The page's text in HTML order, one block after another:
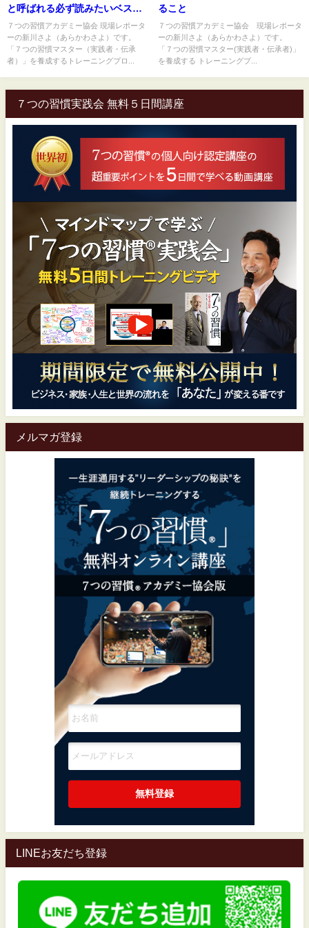
と呼ばれる必ず読みたいベスト
セラー
７つの習慣アカデミー協会 現場レポータ
ーの新川さよ（あらかわさよ）です。
「７つの習慣マスター（実践者・伝承
者）」を養成するトレーニングプロ...
ること
７つの習慣アカデミー協会 現場レポータ
ーの新川さよ（あらかわさよ）です。
「７つの習慣マスター(実践者・伝承者)」
を養成する トレーニングプ...
７つの習慣実践会 無料５日間講座
メルマガ登録
LINEお友だち登録